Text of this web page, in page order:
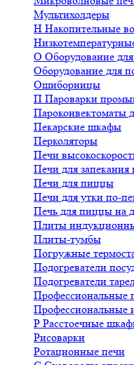
Мультихолдеры
Н Накопительные
О Оборудование
Оборудование для
Ошиборницы
П Пароварки
Пароконвектоматы
Пекарские шкафы
Перколяторы
Печи
Печи для запекания
Печи для пиццы
Печи для утки по-
Печь для пиццы на
Плиты
Плиты-тумбы
Погружные
Подогреватели
Подогреватели
Профессиональные
Профессиональные
Р Расстоечные
Рисоварки
Ротационные печи